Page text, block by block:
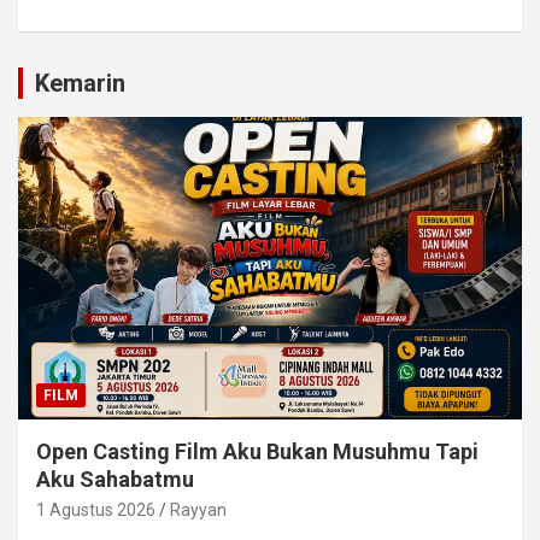
Kemarin
FILM
Open Casting Film Aku Bukan Musuhmu Tapi
Aku Sahabatmu
1 Agustus 2026 Rayyan